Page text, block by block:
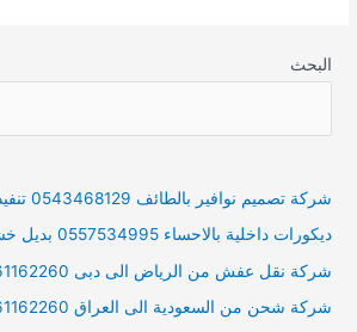
جدة
الاردن
من
جدة
عمان
البحث
شركة تصميم نوافير بالطائف 0543468129 تنفيذ نوافير
ديكورات داخلية بالاحساء 0557534995 بديل خشب بديل رخام
شركة نقل عفش من الرياض الى دبى 0561162260
شركة شحن من السعودية الى العراق 0561162260